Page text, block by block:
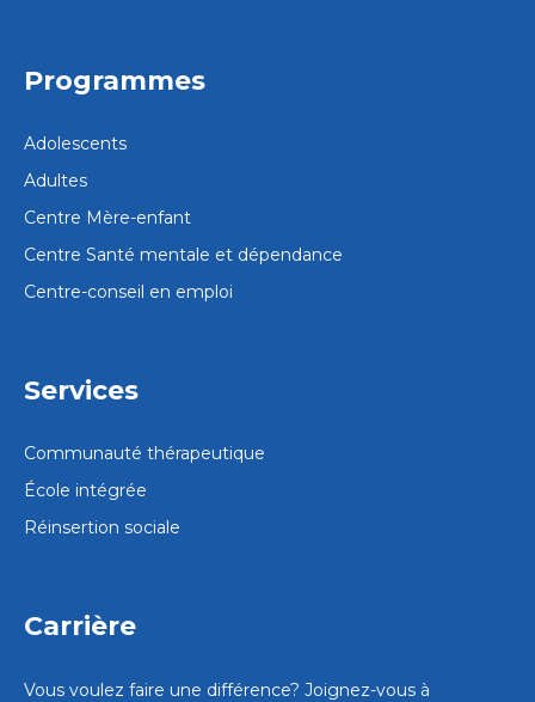
Programmes
Adolescents
Adultes
Centre Mère-enfant
Centre Santé mentale et dépendance
Centre-conseil en emploi
Services
Communauté thérapeutique
École intégrée
Réinsertion sociale
Carrière
Vous voulez faire une différence? Joignez-vous à